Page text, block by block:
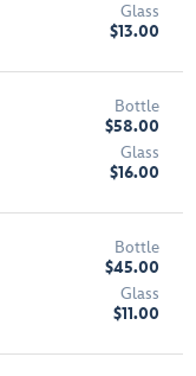
Glass
$13.00
Bottle
$58.00
Glass
$16.00
Bottle
$45.00
Glass
$11.00